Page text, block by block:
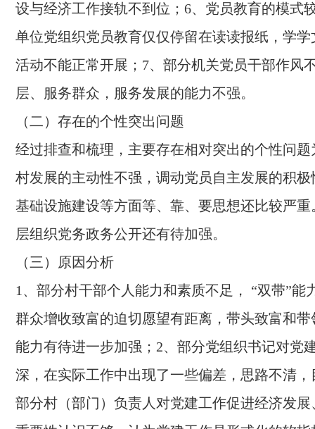
设与经济工作接轨不到位；6、党员教育的模式
单位党组织党员教育仅仅停留在读读报纸，学
活动不能正常开展；7、部分机关党员干部作风
层、服务群众，服务发展的能力不强。
（二）存在的个性突出问题
经过排查和梳理，主要存在相对突出的个性问
村发展的主动性不强，调动党员自主发展的积
基础设施建设等方面等、靠、要思想还比较严
层组织党务政务公开还有待加强。
（三）原因分析
1、部分村干部个人能力和素质不足， “双带”能
群众增收致富的迫切愿望有距离，带头致富和
能力有待进一步加强；2、部分党组织书记对党
深，在实际工作中出现了一些偏差，思路不清，
部分村（部门）负责人对党建工作促进经济发